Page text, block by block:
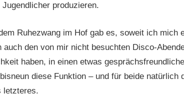
Jugendlicher produzieren.
Ruhezwang im Hof gab es, soweit ich mich
auch den von mir nicht besuchten Disco-
haben, in einen etwas
diese Funktion – und für beide natürlich
letzteres.